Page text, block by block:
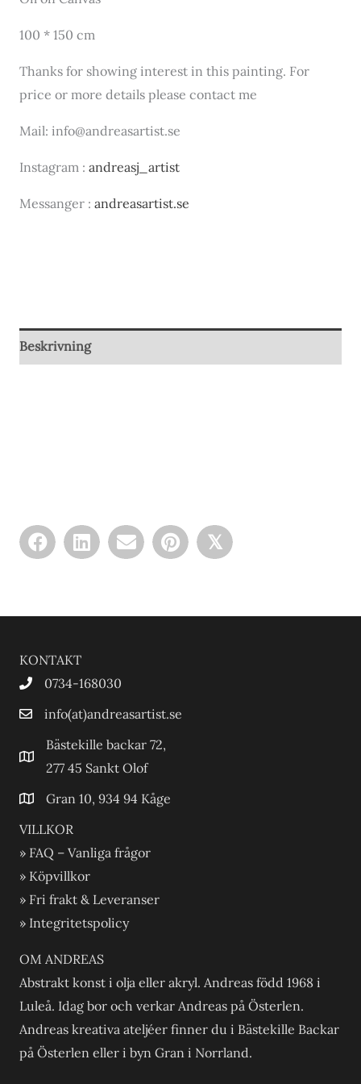
100 * 150 cm
Thanks for showing interest in this painting. For
price or more details please contact me
Mail: info@andreasartist.se
Instagram : andreasj_artist
Messanger : andreasartist.se
Beskrivning
𝕏
KONTAKT
0734-168030
info(at)andreasartist.se
Bästekille backar 72,
277 45 Sankt Olof
Gran 10, 934 94 Kåge
VILLKOR
» FAQ – Vanliga frågor
» Köpvillkor
» Fri frakt & Leveranser
» Integritetspolicy
OM ANDREAS
Abstrakt konst i olja eller akryl. Andreas född 1968 i
Luleå. Idag bor och verkar Andreas på Österlen.
Andreas kreativa ateljéer finner du i Bästekille Backar
på Österlen eller i byn Gran i Norrland.